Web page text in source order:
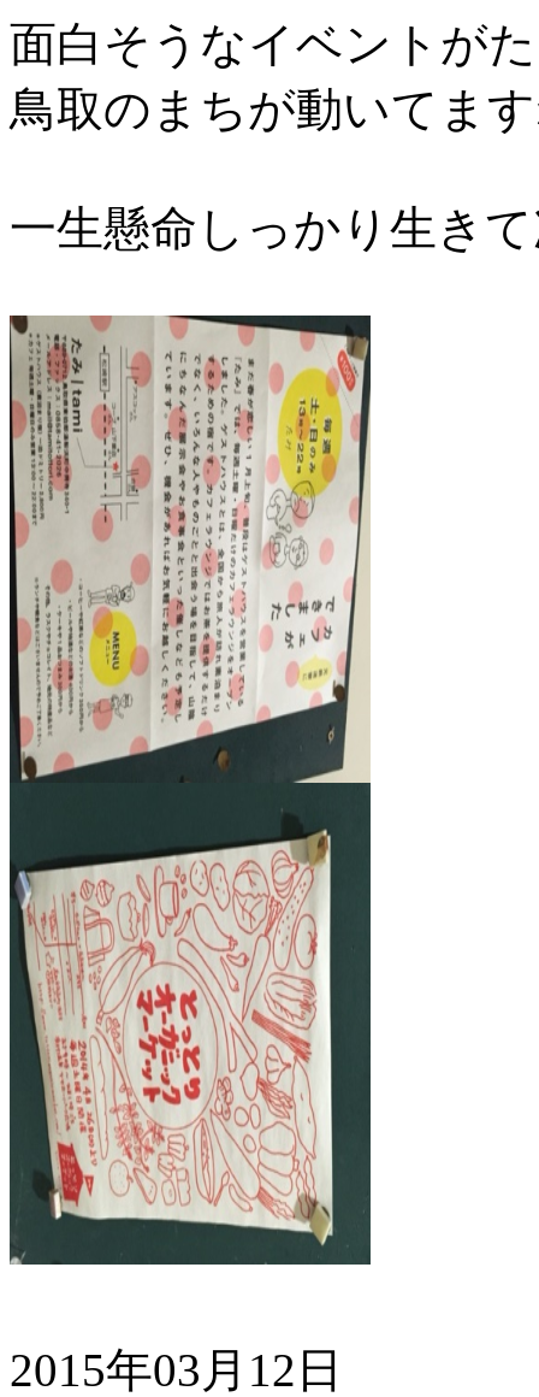
面白そうなイベントが
鳥取のまちが動いてま
一生懸命しっかり生き
2015年03月12日